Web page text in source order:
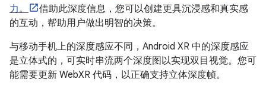
力。
借助此深度信息，您可以创建更具沉浸感和真实感
的互动，帮助用户做出明智的决策。
与移动手机上的深度感应不同，Android XR 中的深度感应
是立体式的，可实时串流两个深度图以实现双目视觉。您可
能需要更新 WebXR 代码，以正确支持立体深度帧。